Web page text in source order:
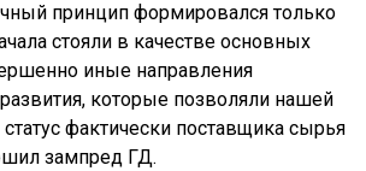
принцип формировался только
стояли в качестве основных
иные направления
которые позволяли нашей
статус фактически поставщика сырья
зампред ГД.